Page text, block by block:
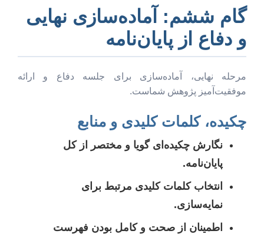
گام ششم: آماده‌سازی نهایی
و دفاع از پایان‌نامه
مرحله نهایی، آماده‌سازی برای جلسه دفاع و ارائه
موفقیت‌آمیز پژوهش شماست.
چکیده، کلمات کلیدی و منابع
نگارش چکیده‌ای گویا و مختصر از کل
پایان‌نامه.
انتخاب کلمات کلیدی مرتبط برای
نمایه‌سازی.
اطمینان از صحت و کامل بودن فهرست